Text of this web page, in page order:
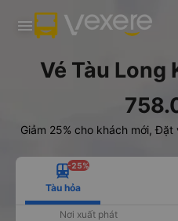
Tải app
Nhận ưu đãi
Tải app Vexere
-30k/ghế khi
Vé Tàu Long
Giảm 25% cho khách mới,
Tàu hỏa
-25%
Nơi xuất phát